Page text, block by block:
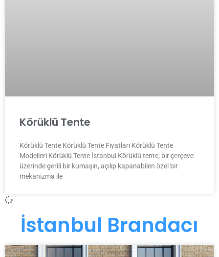
Körüklü Tente
Körüklü Tente Körüklü Tente Fiyatları Körüklü Tente
Modelleri Körüklü Tente İstanbul Körüklü tente, bir çerçeve
üzerinde gerili bir kumaşın, açılıp kapanabilen özel bir
mekanizma ile
İstanbul Brandacı